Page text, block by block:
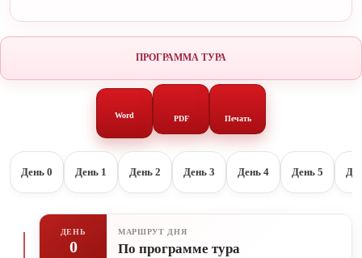
ПРОГРАММА ТУРА
Word PDF Печать
День 0 День 1 День 2 День 3 День 4 День 5
ДЕНЬ
0
МАРШРУТ ДНЯ
По программе тура